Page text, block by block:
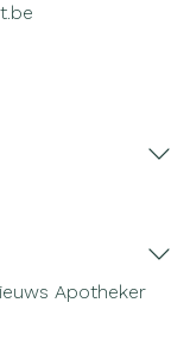
Apotheker